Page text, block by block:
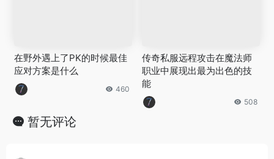
在野外遇上了PK的时候最佳
应对方案是什么
460
传奇私服远程攻击在魔法师
职业中展现出最为出色的技
能
508
暂无评论